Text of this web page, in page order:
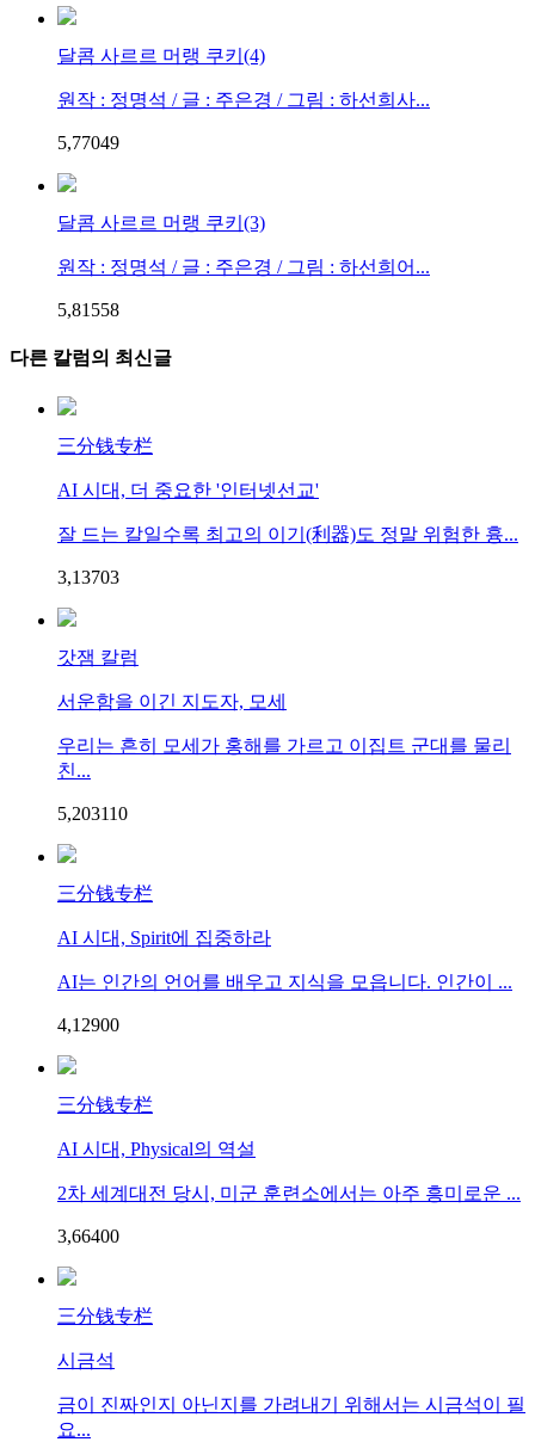
달콤 사르르 머랭 쿠키(4)
원작 : 정명석 / 글 : 주은경 / 그림 : 하선희사...
5,77049
달콤 사르르 머랭 쿠키(3)
원작 : 정명석 / 글 : 주은경 / 그림 : 하선희어...
5,81558
다른 칼럼의 최신글
三分钱专栏
AI 시대, 더 중요한 '인터넷선교'
잘 드는 칼일수록 최고의 이기(利器)도 정말 위험한 흉...
3,13703
갓잼 칼럼
서운함을 이긴 지도자, 모세
우리는 흔히 모세가 홍해를 가르고 이집트 군대를 물리
친...
5,203110
三分钱专栏
AI 시대, Spirit에 집중하라
AI는 인간의 언어를 배우고 지식을 모읍니다. 인간이 ...
4,12900
三分钱专栏
AI 시대, Physical의 역설
2차 세계대전 당시, 미군 훈련소에서는 아주 흥미로운 ...
3,66400
三分钱专栏
시금석
금이 진짜인지 아닌지를 가려내기 위해서는 시금석이 필
요...